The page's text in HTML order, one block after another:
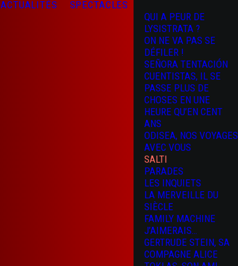
ACTUALITÉS
SPECTACLES
QUI A PEUR DE
LYSISTRATA ?
ON NE VA PAS SE
DÉFILER !
SEÑORA TENTACIÓN
CUENTISTAS, IL SE
PASSE PLUS DE
CHOSES EN UNE
HEURE QU’EN CENT
ANS
ODISEA, NOS VOYAGES
AVEC VOUS
SALTI
PARADES
LES INQUIETS
LA MERVEILLE DU
SIÈCLE
FAMILY MACHINE
J’AIMERAIS…
GERTRUDE STEIN, SA
COMPAGNE ALICE